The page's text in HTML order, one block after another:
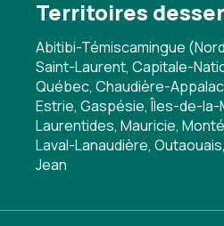
Territoires
Abitibi-Témiscamingue
Saint-Laurent, Capitale-
Québec, Chaudière-
Estrie, Gaspésie, Îles-de-la-
Laurentides, Mauricie,
Laval-Lanaudière,
Jean